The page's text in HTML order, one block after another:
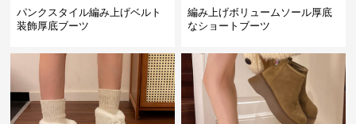
パンクスタイル編み上げベルト
装飾厚底ブーツ
編み上げボリュームソール厚底
なショートブーツ